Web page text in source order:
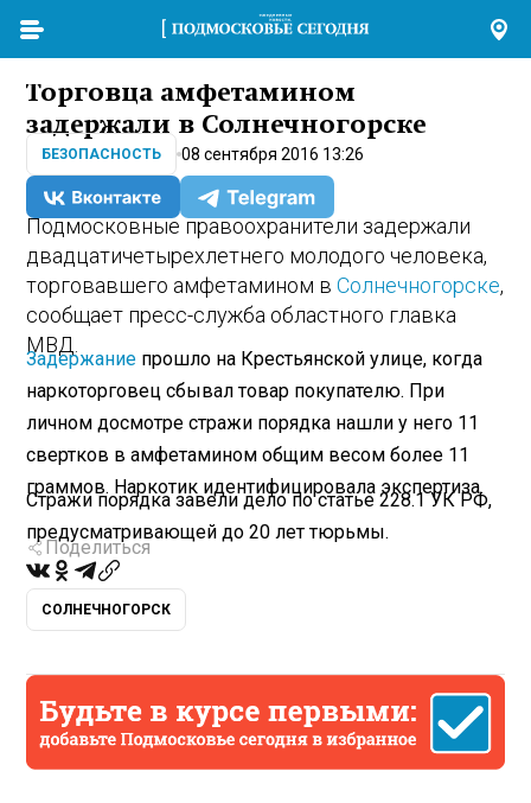
Торговца амфетамином
задержали в Солнечногорске
БЕЗОПАСНОСТЬ 08 сентября 2016 13:26
Подмосковные правоохранители задержали
двадцатичетырехлетнего молодого человека,
торговавшего амфетамином вСолнечногорске,
сообщает пресс-служба областного главка
МВД.
Задержание прошло на Крестьянской улице, когда
наркоторговец сбывал товар покупателю. При
личном досмотре стражи порядка нашли у него 11
свертков в амфетамином общим весом более 11
граммов. Наркотик идентифицировала экспертиза.
Стражи порядка завели дело по статье 228.1 УК РФ,
предусматривающей до 20 лет тюрьмы.
Поделиться
СОЛНЕЧНОГОРСК